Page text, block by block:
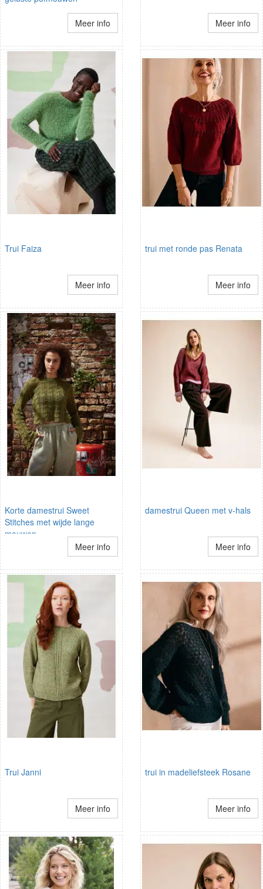
Meer info Meer info
Trui Faiza
Meer info
trui met ronde pas Renata
Meer info
Korte damestrui Sweet
Stitches met wijde lange
mouwen
Meer info
damestrui Queen met v-hals
Meer info
Trui Janni
Meer info
trui in madeliefsteek Rosane
Meer info